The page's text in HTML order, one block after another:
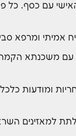
האישי עם כסף.
ומרפא
עם משכנתא
ומודעות
למאזינים השראה